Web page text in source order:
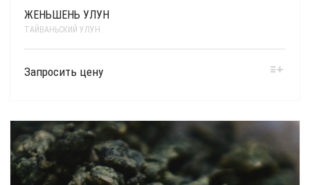
ЖЕНЬШЕНЬ УЛУН
ТАЙВАНЬСКИЙ УЛУН
Запросить цену